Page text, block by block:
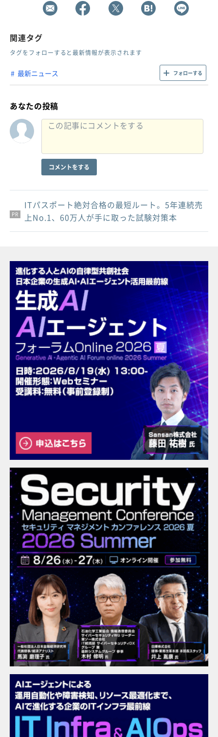
関連タグ
タグをフォローすると最新情報が表示されます
最新ニュース フォローする
あなたの投稿
コメントをする
PR
PR
PR
ITパスポート絶対合格の最短ルート。5年連続売
上No.1、60万人が手に取った試験対策本